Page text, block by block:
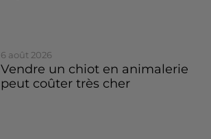
6 août 2026
Vendre un chiot en animalerie
peut coûter très cher